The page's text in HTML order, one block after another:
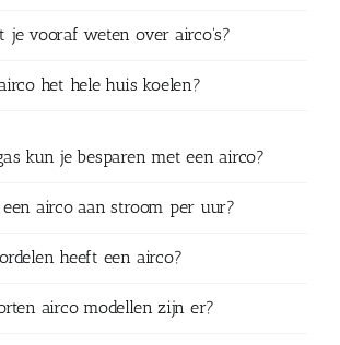
je vooraf weten over airco's?
het hele huis koelen?
kun je besparen met een airco?
airco aan stroom per uur?
heeft een airco?
airco modellen zijn er?